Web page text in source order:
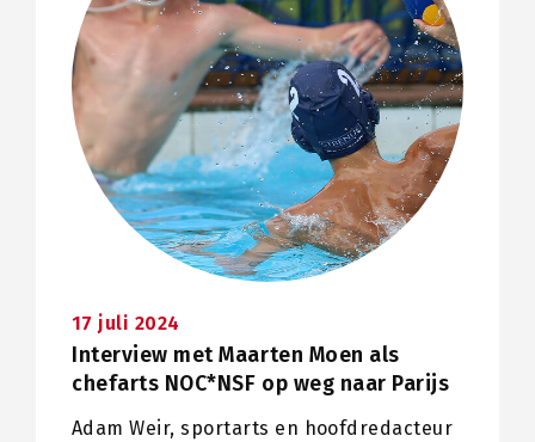
17 juli 2024
Interview met Maarten Moen als
chefarts NOC*NSF op weg naar Parijs
Adam Weir, sportarts en hoofdredacteur